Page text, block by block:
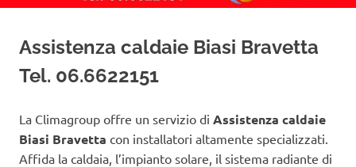
Roma
Assistenza caldaie Biasi Bravetta
Tel. 06.6622151
La Climagroup offre un servizio di Assistenza caldaie
Biasi Bravetta con installatori altamente specializzati.
Affida la caldaia, l’impianto solare, il sistema radiante di